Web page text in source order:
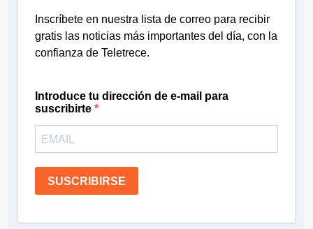
Inscríbete en nuestra lista de correo para recibir
gratis las noticias más importantes del día, con la
confianza de Teletrece.
Introduce tu dirección de e-mail para
suscribirte
SUSCRIBIRSE